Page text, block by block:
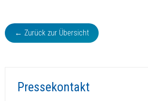
Pressekontakt
← Zurück zur Übersicht